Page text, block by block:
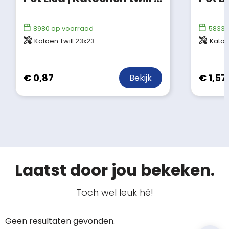
8980 op voorraad
Katoen Twill 23x23
€ 0,87 Bekijk
58335
€ 1,57
Laatst door jou bekeken.
Toch wel leuk hé!
Geen resultaten gevonden.